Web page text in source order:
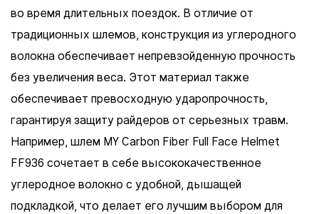
во время длительных поездок. В отличие от
традиционных шлемов, конструкция из углеродного
волокна обеспечивает непревзойденную прочность
без увеличения веса. Этот материал также
обеспечивает превосходную ударопрочность,
гарантируя защиту райдеров от серьезных травм.
Например, шлем MY Carbon Fiber Full Face Helmet
FF936 сочетает в себе высококачественное
углеродное волокно с удобной, дышащей
подкладкой, что делает его лучшим выбором для